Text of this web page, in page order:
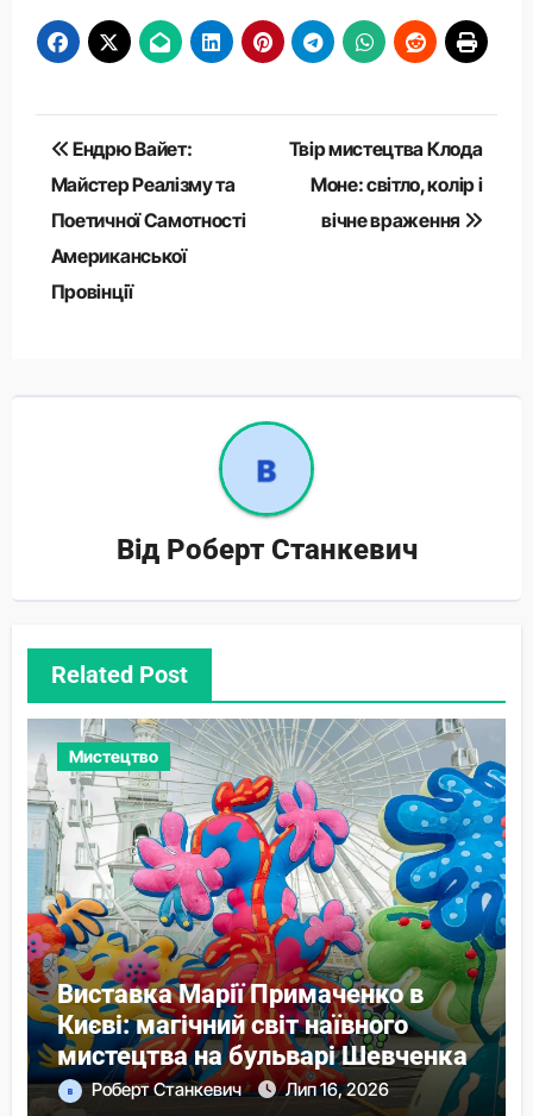
Навігація
записів
Ендрю Вайет:
Майстер Реалізму та
Поетичної Самотності
Американської
Провінції
Твір мистецтва Клода
Моне: світло, колір і
вічне враження
Від Роберт Станкевич
Related Post
Мистецтво
Виставка Марії Примаченко в
Києві: магічний світ наївного
мистецтва на бульварі Шевченка
Роберт Станкевич Лип 16, 2026